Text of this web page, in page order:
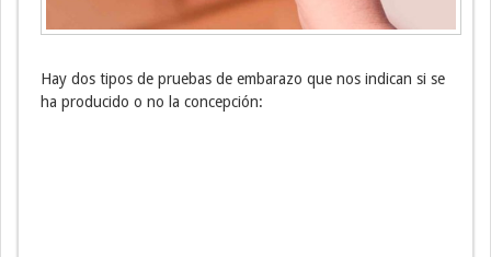
Hay dos tipos de pruebas de embarazo que nos indican si se
ha producido o no la concepción: